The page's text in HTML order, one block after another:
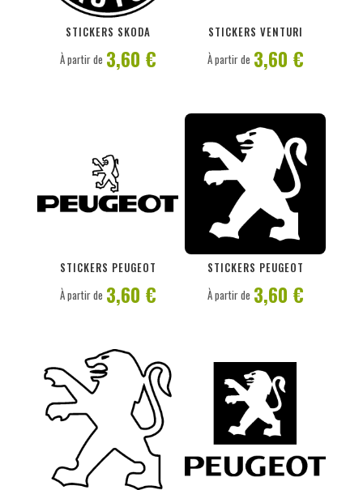
STICKERS SKODA
PERSONNALISER
À partir de 3,60 €
STICKERS VENTURI
À partir de 3,60 €
STICKERS PEUGEOT
À partir de 3,60 €
STICKERS PEUGEOT
PERSONNALISER
À partir de 3,60 €
PERSONNALISER